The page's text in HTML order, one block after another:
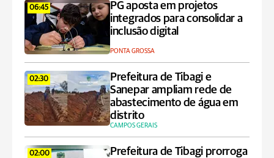
06:45
PG aposta em projetos
integrados para consolidar a
inclusão digital
PONTA GROSSA
02:30
Prefeitura de Tibagi e
Sanepar ampliam rede de
abastecimento de água em
distrito
CAMPOS GERAIS
02:00
Prefeitura de Tibagi prorroga